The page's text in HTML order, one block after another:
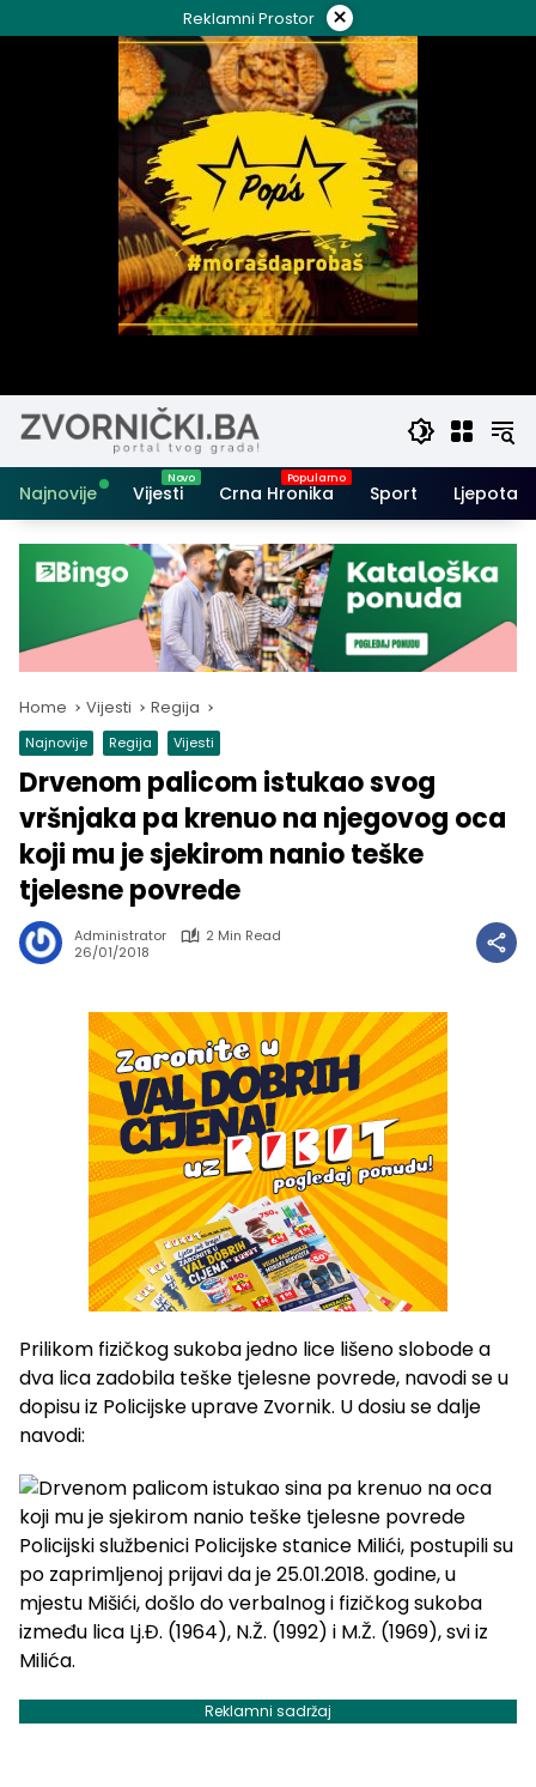
to
Reklamni Prostor ×
Najnovije Vijesti Crna Hronika Sport Ljepota i
Home Vijesti Regija
Najnovije Regija Vijesti
Drvenom palicom istukao svog
vršnjaka pa krenuo na njegovog oca
koji mu je sjekirom nanio teške
tjelesne povrede
Administrator
2 Min Read
26/01/2018
Prilikom fizičkog sukoba jedno lice lišeno slobode a
dva lica zadobila teške tjelesne povrede, navodi se u
dopisu iz Policijske uprave Zvornik. U dosiu se dalje
navodi:
Policijski službenici Policijske stanice Milići, postupili su
po zaprimljenoj prijavi da je 25.01.2018. godine, u
mjestu Mišići, došlo do verbalnog i fizičkog sukoba
između lica Lj.Đ. (1964), N.Ž. (1992) i M.Ž. (1969), svi iz
Milića.
Reklamni sadržaj